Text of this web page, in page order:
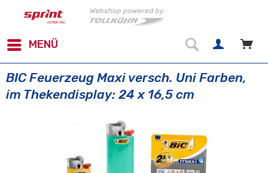
MENÜ
BIC Feuerzeug Maxi versch. Uni Farben,
im Thekendisplay: 24 x 16,5 cm